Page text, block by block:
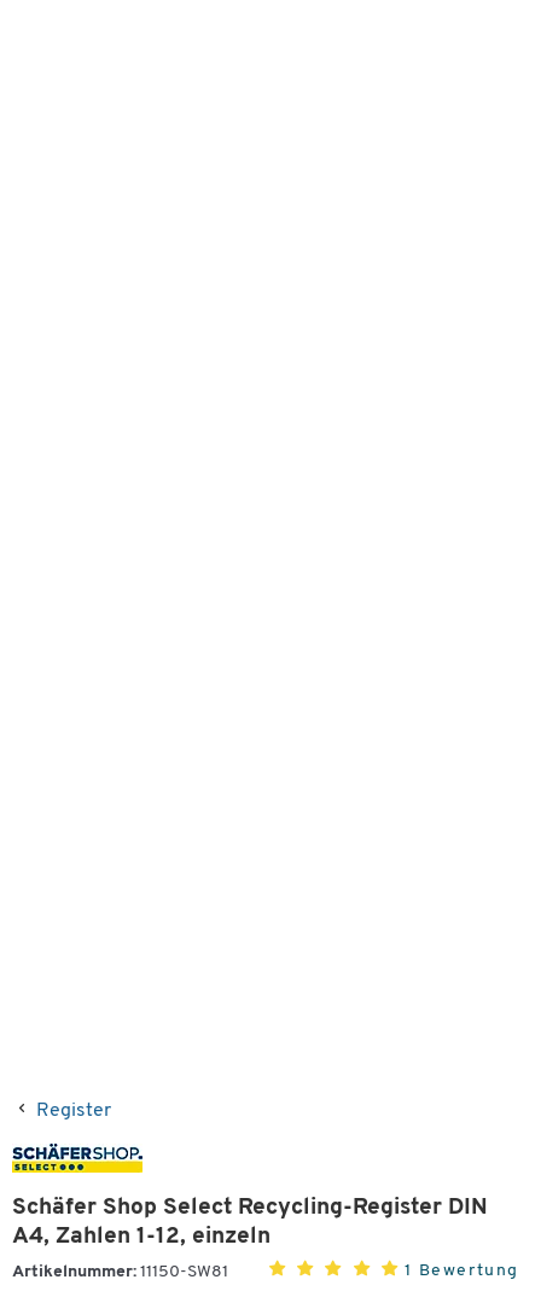
Register
Schäfer Shop Select Recycling-Register DIN
A4, Zahlen 1-12, einzeln
Artikelnummer: 11150-SW81 1 Bewertung